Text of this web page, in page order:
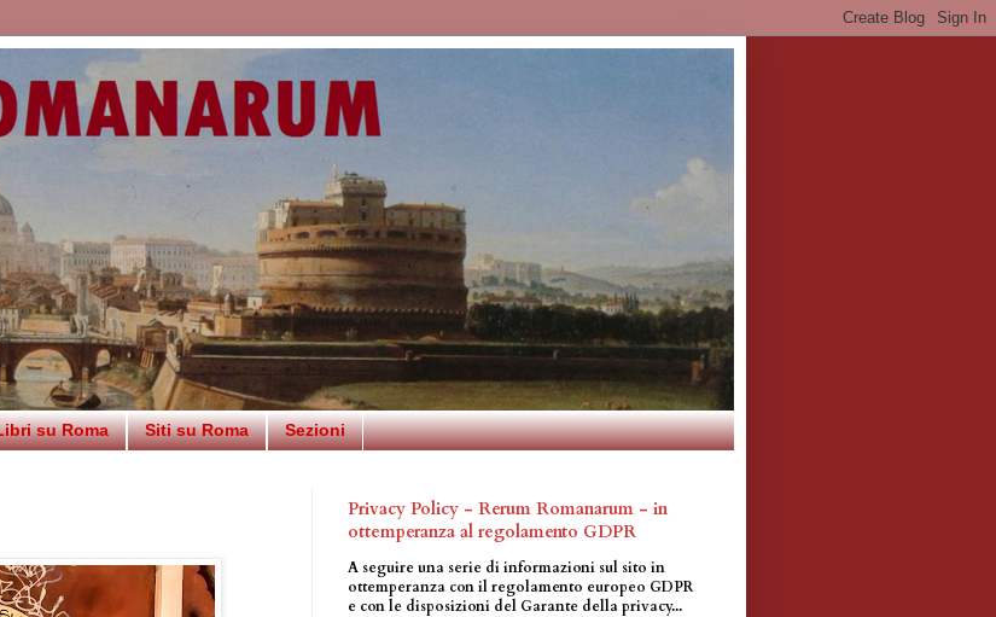
su Roma Siti su Roma Sezioni
Privacy Policy - Rerum Romanarum - in
ottemperanza al regolamento GDPR
A seguire una serie di informazioni sul sito in
ottemperanza con il regolamento europeo GDPR
e con le disposizioni del Garante della privacy...